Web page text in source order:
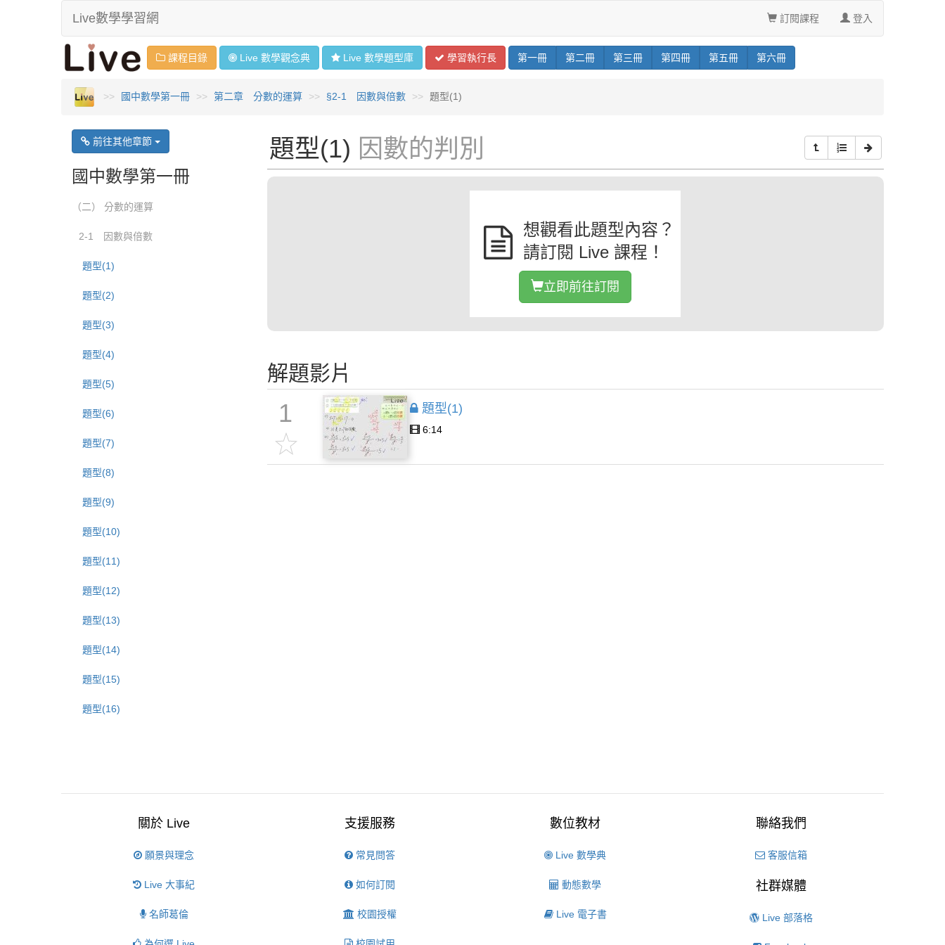
Live數學學習網 訂閱課程 登入
課程目錄 Live 數學觀念典 Live 數學題型庫 學習執行長 第一冊 第二冊 第三冊 第四冊 第五冊 第六冊
國中數學第一冊 第二章 分數的運算 §2-1 因數與倍數 題型(1)
題型(1) 因數的判別
想觀看此題型內容？
請訂閱 Live 課程！
立即前往訂閱
解題影片
1 題型(1)
6:14
前往其他章節
國中數學第一冊
（二） 分數的運算
2-1 因數與倍數
題型(1)
題型(2)
題型(3)
題型(4)
題型(5)
題型(6)
題型(7)
題型(8)
題型(9)
題型(10)
題型(11)
題型(12)
題型(13)
題型(14)
題型(15)
題型(16)
關於 Live
願景與理念
Live 大事紀
名師葛倫
支援服務
常見問答
如何訂閱
校園授權
數位教材
Live 數學典
動態數學
Live 電子書
聯絡我們
客服信箱
社群媒體
Live 部落格